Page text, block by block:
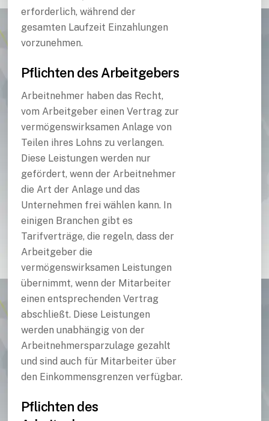
erforderlich, während der
gesamten Laufzeit Einzahlungen
vorzunehmen.
Pflichten des Arbeitgebers
Arbeitnehmer haben das Recht,
vom Arbeitgeber einen Vertrag zur
vermögenswirksamen Anlage von
Teilen ihres Lohns zu verlangen.
Diese Leistungen werden nur
gefördert, wenn der Arbeitnehmer
die Art der Anlage und das
Unternehmen frei wählen kann. In
einigen Branchen gibt es
Tarifverträge, die regeln, dass der
Arbeitgeber die
vermögenswirksamen Leistungen
übernimmt, wenn der Mitarbeiter
einen entsprechenden Vertrag
abschließt. Diese Leistungen
werden unabhängig von der
Arbeitnehmersparzulage gezahlt
und sind auch für Mitarbeiter über
den Einkommensgrenzen verfügbar.
Pflichten des